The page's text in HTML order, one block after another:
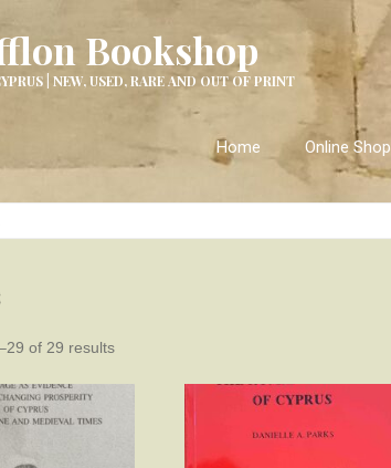
Bookshop
| NEW, USED, RARE AND OUT OF PRINT
Home Online Shop
of 29 resultsSorted